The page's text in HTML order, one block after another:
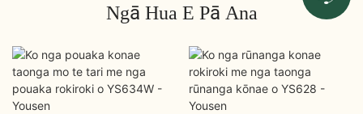
Ngā Hua E Pā Ana